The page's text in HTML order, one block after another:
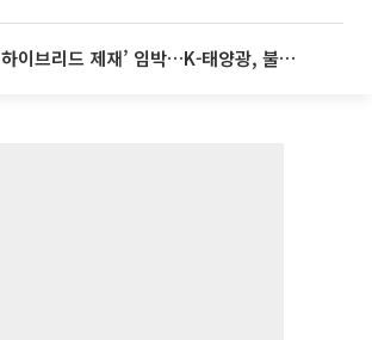
美 ‘232조 하이브리드 제재’ 임박…K-태양광, 불확실성 털고 날개 다나